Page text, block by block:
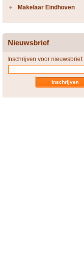
Makelaar Eindhoven
Nieuwsbrief
Inschrijven voor nieuwsbrief: